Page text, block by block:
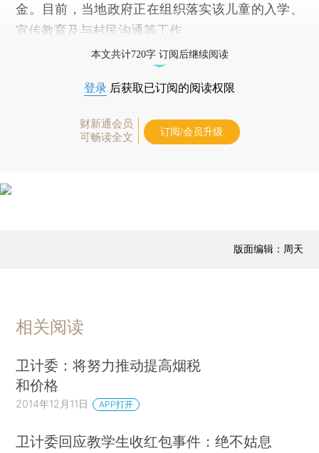
金。目前，当地政府正在组织落实该儿童的入学、
宣传教育及与村民沟通等工作。
本文共计720字 订阅后继续阅读
登录 后获取已订阅的阅读权限
财新通会员
可畅读全文
订阅/会员升级
版面编辑：周天
相关阅读
卫计委：将努力推动提高烟税
和价格
2014年12月11日 APP打开
卫计委回应教学生收红包事件：绝不姑息